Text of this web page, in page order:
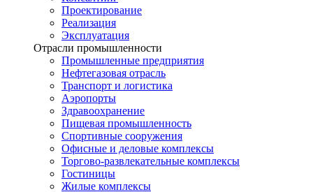
Проектирование
Реализация
Эксплуатация
Отрасли промышленности
Промышленные предприятия
Нефтегазовая отрасль
Транспорт и логистика
Аэропорты
Здравоохранение
Пищевая промышленность
Спортивные сооружения
Офисные и деловые комплексы
Торгово-развлекательные комплексы
Гостиницы
Жилые комплексы